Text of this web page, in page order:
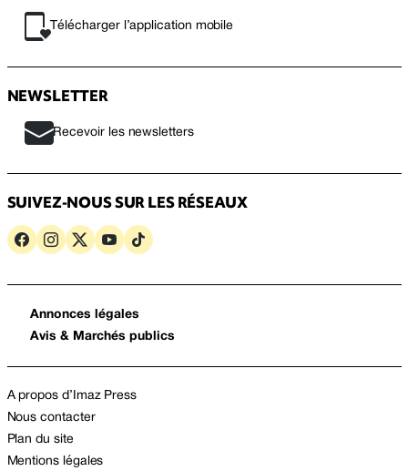
Télécharger l’application mobile
NEWSLETTER
Recevoir les newsletters
SUIVEZ-NOUS SUR LES RÉSEAUX
Annonces légales
Avis & Marchés publics
A propos d’Imaz Press
Nous contacter
Plan du site
Mentions légales